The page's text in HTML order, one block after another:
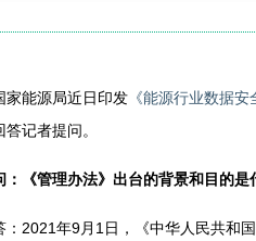
能源局近日印发 《能源行业数据安
答记者提问。
：《管理办法》出台的背景和目的是
年9月1日，《中华人民共和国